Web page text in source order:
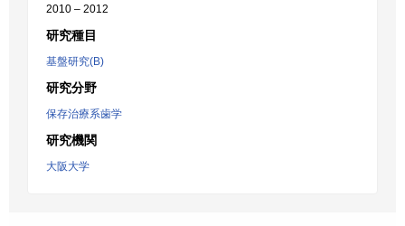
2010 – 2012
研究種目
基盤研究(B)
研究分野
保存治療系歯学
研究機関
大阪大学